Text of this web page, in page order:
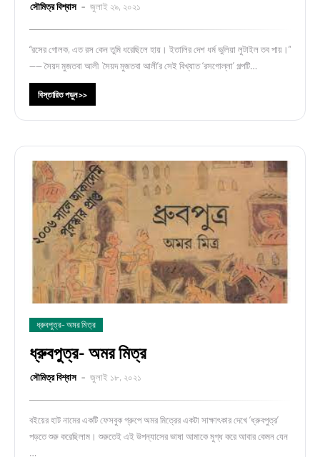
সৌমিত্র বিশ্বাস জুলাই ২৯, ২০২১
“রসের গোলক, এত রস কেন তুমি ধরেছিলে হায়। ইতালির দেশ ধর্ম ভুলিয়া লুটাইল তব পায়।”
---- সৈয়দ মুজতবা আলী সৈয়দ মুজতবা আলী’র সেই বিখ্যাত ‘রসগোল্লা’ গল্পটি…
বিস্তারিত পড়ুন >>
ধ্রুবপুত্র- অমর মিত্র
ধ্রুবপুত্র- অমর মিত্র
সৌমিত্র বিশ্বাস জুলাই ১৮, ২০২১
বইয়ের হাট নামের একটি ফেসবুক গ্রুপে অমর মিত্রের একটা সাক্ষাৎকার দেখে ‘ধ্রুবপুত্র’
পড়তে শুরু করেছিলাম। শুরুতেই এই উপন্যাসের ভাষা আমাকে মুগ্ধ করে আবার কেমন যেন
…